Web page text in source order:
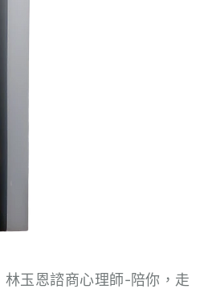
林玉恩諮商心理師-陪你，走